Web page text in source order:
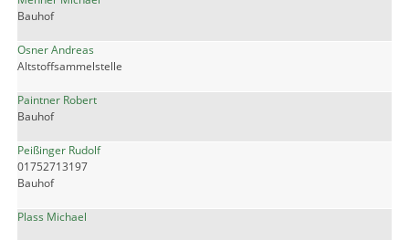
Bauhof
Osner Andreas
Altstoffsammelstelle
Paintner Robert
Bauhof
Peißinger Rudolf
01752713197
Bauhof
Plass Michael